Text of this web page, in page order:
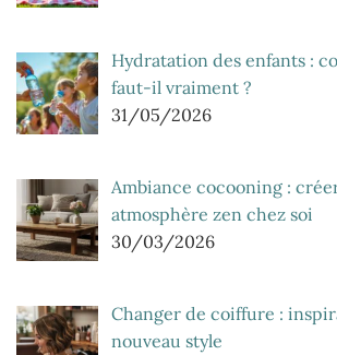
Hydratation des enfants :
faut-il vraiment ?
31/05/2026
Ambiance cocooning :
atmosphère zen chez soi
30/03/2026
Changer de coiffure :
nouveau style